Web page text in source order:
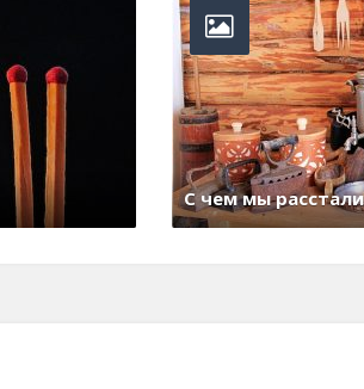
Законы счастливой общины